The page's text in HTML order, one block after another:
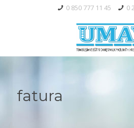
0 850 777 11 45 0
fatura